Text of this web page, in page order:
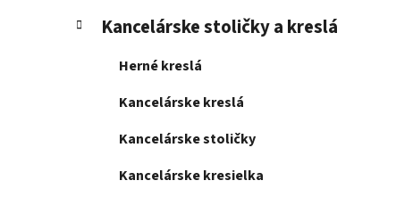
Kancelárske stoličky a kreslá
Herné kreslá
Kancelárske kreslá
Kancelárske stoličky
Kancelárske kresielka